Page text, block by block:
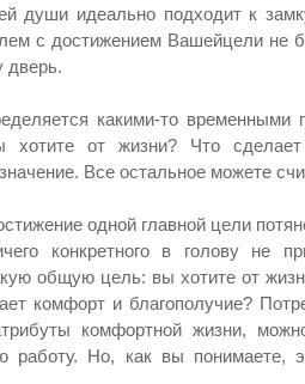
души идеально подходит к
с достижением Вашейцели не
дверь.
какими-то временными
хотите от жизни? Что
Все остальное можете
одной главной цели
конкретного в голову не
общую цель: вы хотите от
комфорт и благополучие?
комфортной жизни,
работу. Но, как вы